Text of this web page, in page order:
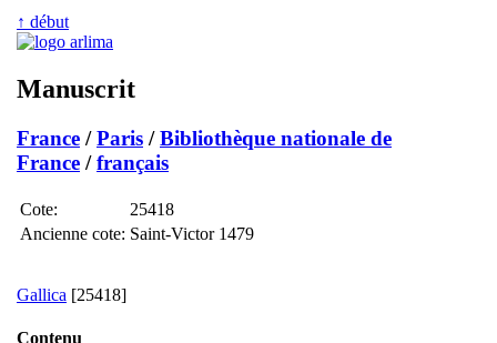
↑ début
Manuscrit
France /Paris /Bibliothèque nationale de
France /français
Cote:
25418
Ancienne cote: Saint-Victor 1479
Gallica [25418]
Contenu